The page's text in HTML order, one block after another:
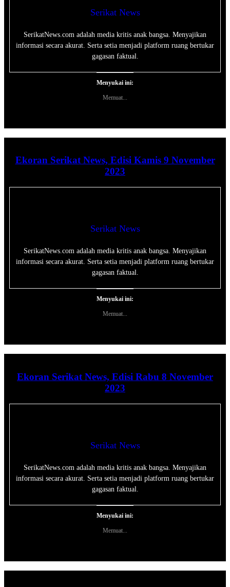
Serikat News
SerikatNews.com adalah media kritis anak bangsa. Menyajikan
informasi secara akurat. Serta setia menjadi platform ruang bertukar
gagasan faktual.
Menyukai ini:
Memuat...
Ekoran Serikat News, Edisi Kamis 9 November
2023
Serikat News
SerikatNews.com adalah media kritis anak bangsa. Menyajikan
informasi secara akurat. Serta setia menjadi platform ruang bertukar
gagasan faktual.
Menyukai ini:
Memuat...
Ekoran Serikat News, Edisi Rabu 8 November
2023
Serikat News
SerikatNews.com adalah media kritis anak bangsa. Menyajikan
informasi secara akurat. Serta setia menjadi platform ruang bertukar
gagasan faktual.
Menyukai ini:
Memuat...